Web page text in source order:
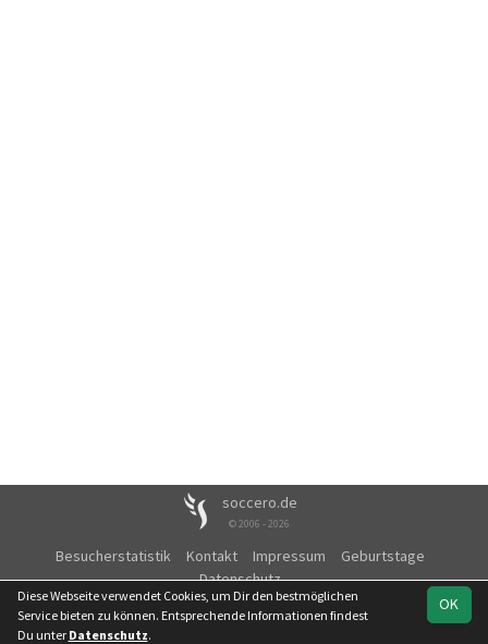
soccero.de
© 2006 - 2026
Besucherstatistik Kontakt Impressum
Geburtstage
Datenschutz
OK
Diese Webseite verwendet Cookies, um Dir den bestmöglichen
Service bieten zu können. Entsprechende Informationen findest
Du unter Datenschutz.